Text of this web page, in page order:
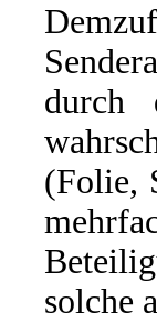
durch
(Folie,
solche